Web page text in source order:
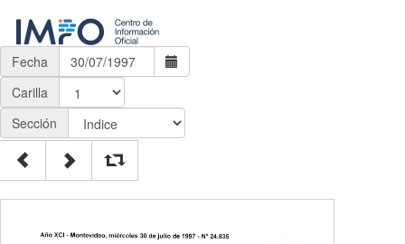
Fecha
Carilla
Sección